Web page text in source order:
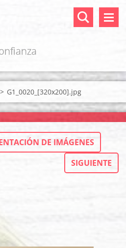
> G1_0020_[320x200].jpg
DE IMÁGENES
SIGUIENTE